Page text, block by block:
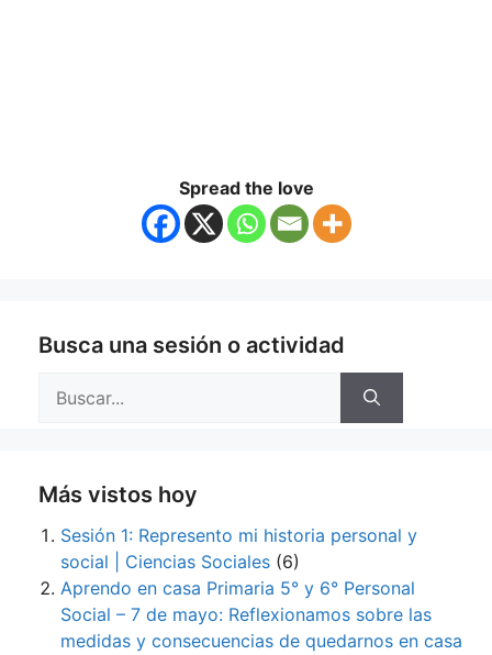
Spread the love
Busca una sesión o actividad
Más vistos hoy
Sesión 1: Represento mi historia personal y
social | Ciencias Sociales (6)
Aprendo en casa Primaria 5° y 6° Personal
Social – 7 de mayo: Reflexionamos sobre las
medidas y consecuencias de quedarnos en casa